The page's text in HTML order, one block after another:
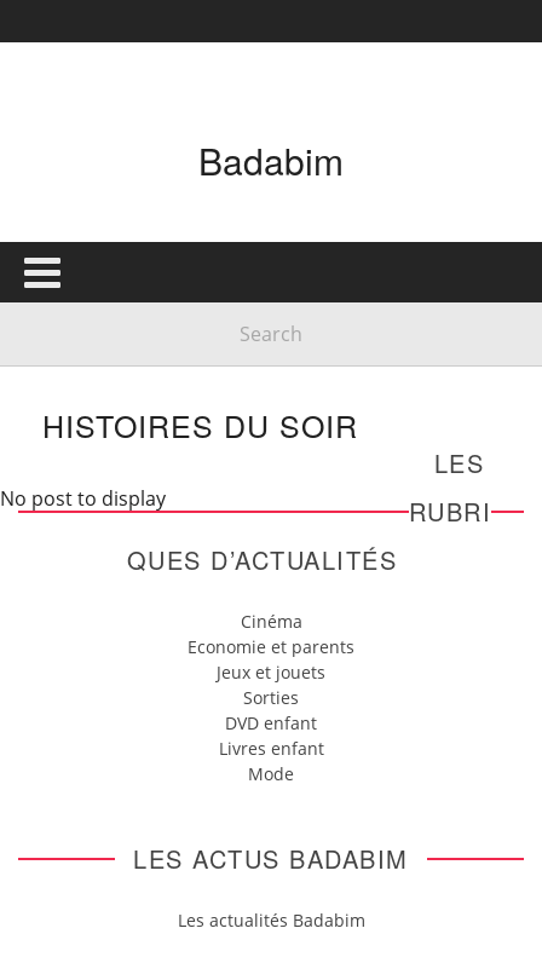
Badabim
HISTOIRES DU SOIR
No post to display
LES
RUBRI
QUES D’ACTUALITÉS
Cinéma
Economie et parents
Jeux et jouets
Sorties
DVD enfant
Livres enfant
Mode
LES ACTUS BADABIM
Les actualités Badabim